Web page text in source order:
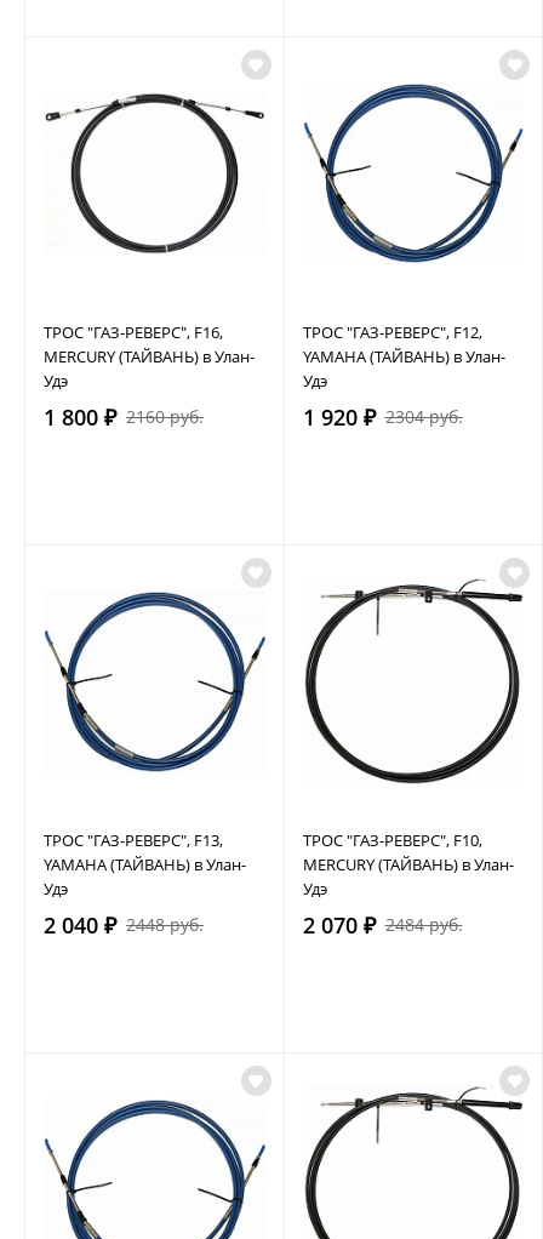
ТРОС "ГАЗ-РЕВЕРС", F16,
MERCURY (ТАЙВАНЬ) в Улан-
Удэ
1 800 ₽ 2160 руб.
ТРОС "ГАЗ-РЕВЕРС", F12,
YAMAHA (ТАЙВАНЬ) в Улан-
Удэ
1 920 ₽ 2304 руб.
ТРОС "ГАЗ-РЕВЕРС", F13,
YAMAHA (ТАЙВАНЬ) в Улан-
Удэ
2 040 ₽ 2448 руб.
ТРОС "ГАЗ-РЕВЕРС", F10,
MERCURY (ТАЙВАНЬ) в Улан-
Удэ
2 070 ₽ 2484 руб.